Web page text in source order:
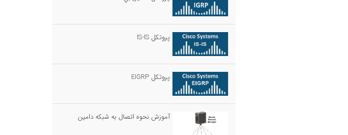
پروتکل IS-IS
پروتکل EIGRP
آموزش نحوه اتصال به شبکه دامین